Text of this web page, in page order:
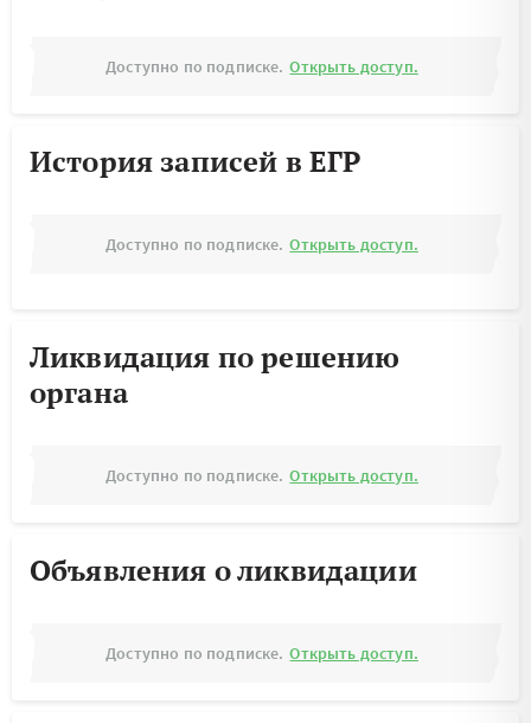
Доступно по подписке. Открыть доступ.
История записей в ЕГР
Доступно по подписке. Открыть доступ.
Ликвидация по решению
органа
Доступно по подписке. Открыть доступ.
Объявления о ликвидации
Доступно по подписке. Открыть доступ.